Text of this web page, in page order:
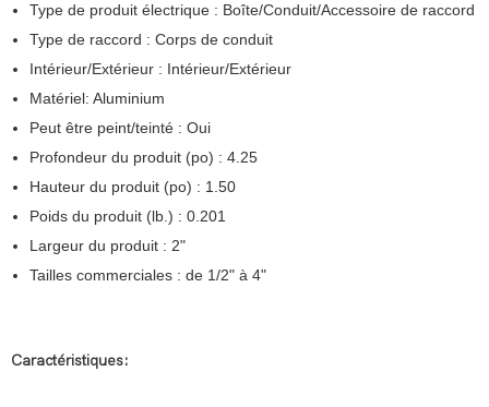
Type de produit électrique : Boîte/Conduit/Accessoire de raccord
Type de raccord : Corps de conduit
Intérieur/Extérieur : Intérieur/Extérieur
Matériel: Aluminium
Peut être peint/teinté : Oui
Profondeur du produit (po) : 4.25
Hauteur du produit (po) : 1.50
Poids du produit (lb.) : 0.201
Largeur du produit : 2"
Tailles commerciales : de 1/2" à 4"
Caractéristiques: